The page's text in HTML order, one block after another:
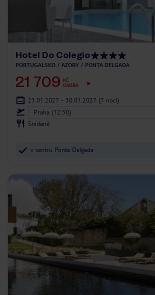
Hotel Do Colegio
PORTUGALSKO AZORY PONTA DELGADA
21 709
KČ
OSOBA
23.01.2027 - 30.01.2027 (7 nocí)
Praha (12:30)
Snídaně
v centru Ponta Delgada